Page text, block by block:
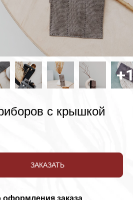
с крышкой
ЗАКАЗАТЬ